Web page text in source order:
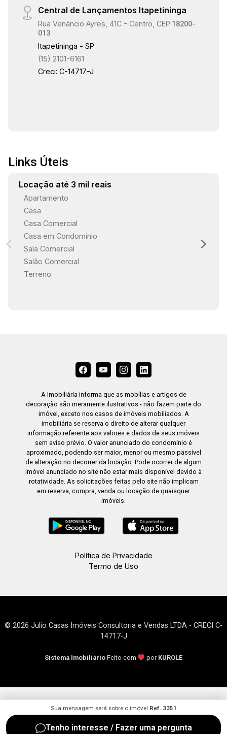
Sua mensagem será sobre o imóvel Ref. 3351
Tenho interesse / Fazer uma pergunta
Central de Lançamentos Itapetininga
Rua Venâncio Ayres, 41C - Centro, CEP:18200-
013
Itapetininga - SP
(15) 2101-6161
Creci: C-14717-J
Links Úteis
Locação até 3 mil reais
Apartamento
Casa
Casa Comercial
Casa em Condomínio
Sala Comercial
Salão Comercial
Terreno
A Imobiliária informa que as mobílias e artigos de
decoração são meramente ilustrativos - não fazem parte do
imóvel, exceto nos casos de imóveis mobiliados. A
imobiliária se reserva o direito de alterar qualquer
informação referente aos valores e dados de seus imóveis
sem aviso prévio. O valor anunciado do condomínio é
aproximado, podendo ser maior, menor ou mesmo passível
de alteração no decorrer da locação. Pode ocorrer de algum
imóvel anunciado no site não estar mais disponível devido à
rotatividade. As solicitações feitas pelo site não implicam
em reserva, compra, venda ou locação de quaisquer
imóveis.
Política de Privacidade
Termo de Uso
© 2026 Julio Casas Imóveis Consultoria e Vendas LTDA - CRECI C-
14717-J
Sistema Imobiliário Feito com por KUROLE